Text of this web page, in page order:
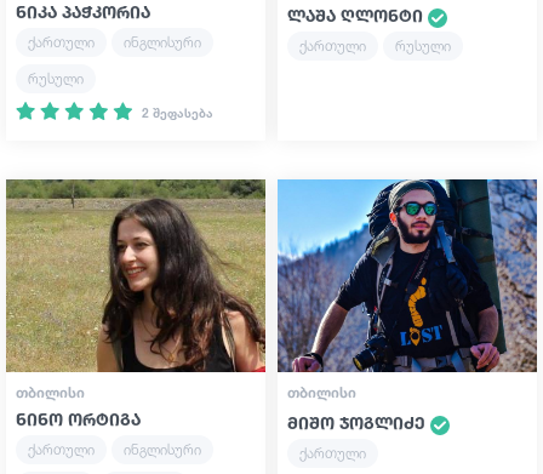
ნიკა პაჭკორია
ქართული
ინგლისური
რუსული
2 შეფასება
ლაშა ღლონტი
ქართული რუსული
ᲗᲑᲘᲚᲘᲡᲘ
ნინო ორტიგა
ქართული
ინგლისური
ᲗᲑᲘᲚᲘᲡᲘ
მიშო ჯოგლიძე
ქართული